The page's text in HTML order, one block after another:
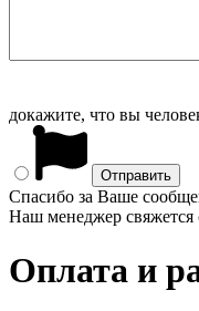
докажите, что вы
Спасибо за Ваше
Наш менеджер
Оплата и